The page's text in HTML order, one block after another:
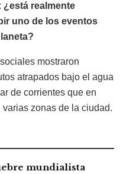
: ¿está realmente
uno de los eventos
mostraron
atrapados bajo el agua
de corrientes que en
zonas de la ciudad.
mundialista